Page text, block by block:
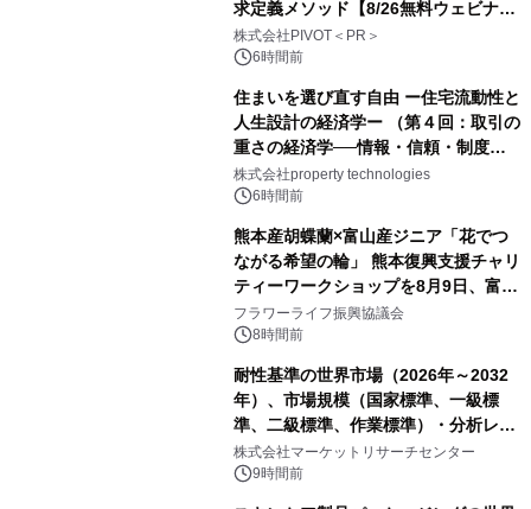
求定義メソッド【8/26無料ウェビナ
ー】株式会社PIVOT
株式会社PIVOT＜PR＞
6時間前
住まいを選び直す自由 ー住宅流動性と
人生設計の経済学ー （第４回：取引の
重さの経済学──情報・信頼・制度を
PropTechはどう組み替えるか）｜
PropTech-Lab
株式会社property technologies
6時間前
熊本産胡蝶蘭×富山産ジニア「花でつ
ながる希望の輪」 熊本復興支援チャリ
ティーワークショップを8月9日、富
山・射水で開催
フラワーライフ振興協議会
8時間前
耐性基準の世界市場（2026年～2032
年）、市場規模（国家標準、一級標
準、二級標準、作業標準）・分析レポ
ートを発表
株式会社マーケットリサーチセンター
9時間前